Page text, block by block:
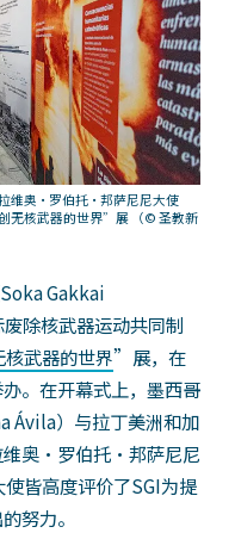
维奥・罗伯托・邦萨尼尼大使
无核武器的世界”展 （© 圣教新
Gakkai
除核武器运动共同制
武器的世界”展，在
。在开幕式上，墨西哥
Ávila）与拉丁美洲和加
奥・罗伯托・邦萨尼尼
皆高度评价了SGI为提
努力。